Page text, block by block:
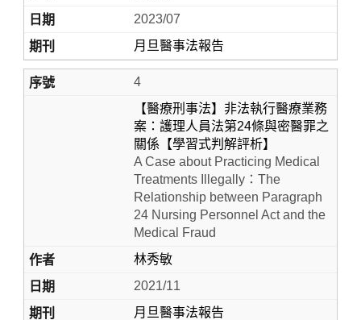
2023/07
月旦醫事法報告
4
【醫療刑事法】非法執行醫療業務
案：護理人員法第24條與密醫罪之
關係【學習式判解評析】
A Case about Practicing Medical
Treatments Illegally：The
Relationship between Paragraph
24 Nursing Personnel Act and the
Medical Fraud
林秀敏
2021/11
月旦醫事法報告